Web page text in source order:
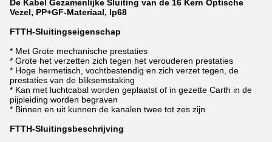
De Kabel Gezamenlijke Sluiting van de 16 Kern Optische
Vezel, PP+GF-Materiaal, Ip68
FTTH-Sluitingseigenschap
* Met Grote mechanische prestaties
* Grote het verzetten zich tegen het verouderen prestaties
* Hoge hermetisch, vochtbestendig en zich verzet tegen, de
prestaties van de bliksemstaking
* Kan met luchtcabal worden geplaatst of in gezette Carth in de
pijpleiding worden begraven
* Binnen en uit kunnen de kanalen twee tot zes zijn
FTTH-Sluitingsbeschrijving